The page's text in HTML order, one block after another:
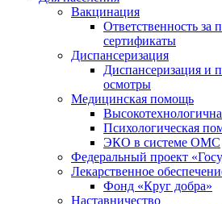
Вакцинация
Ответственность за
сертификаты
Диспансеризация
Диспансеризация и
осмотры
Медицинская помощь
Психологическая
ЭКО в системе ОМС
Федеральный проект
Лекарственное
Фонд «Круг добра»
Наставничество